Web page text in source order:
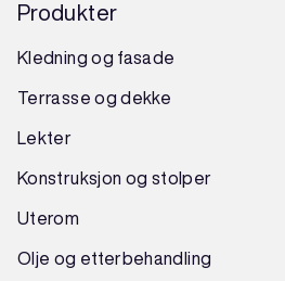
Produkter
Kledning og fasade
Terrasse og dekke
Lekter
Konstruksjon og stolper
Uterom
Olje og etterbehandling